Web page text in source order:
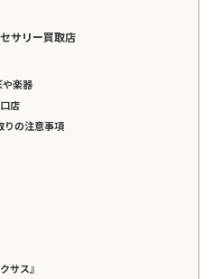
サリー買取店
楽器
店
りの注意事項
サス』